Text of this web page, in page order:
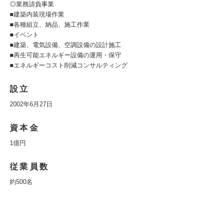
◎業務請負事業
■建築内装現場作業
■各種組立、納品、施工作業
■イベント
■建築、電気設備、空調設備の設計施工
■再生可能エネルギー設備の運用・保守
■エネルギーコスト削減コンサルティング
設立
2002年6月27日
資本金
1億円
従業員数
約500名